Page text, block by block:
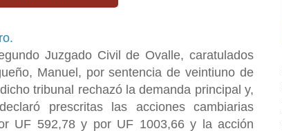
Juzgado Civil de Ovalle, caratulados
Manuel, por sentencia de veintiuno de
tribunal rechazó la demanda principal y,
prescritas las acciones cambiarias
UF 592,78 y por UF 1003,66 y la acción